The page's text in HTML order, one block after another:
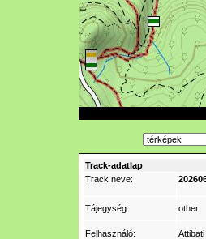
Track-adatlap
Track neve:
Tájegység: other
Felhasználó: Attibati